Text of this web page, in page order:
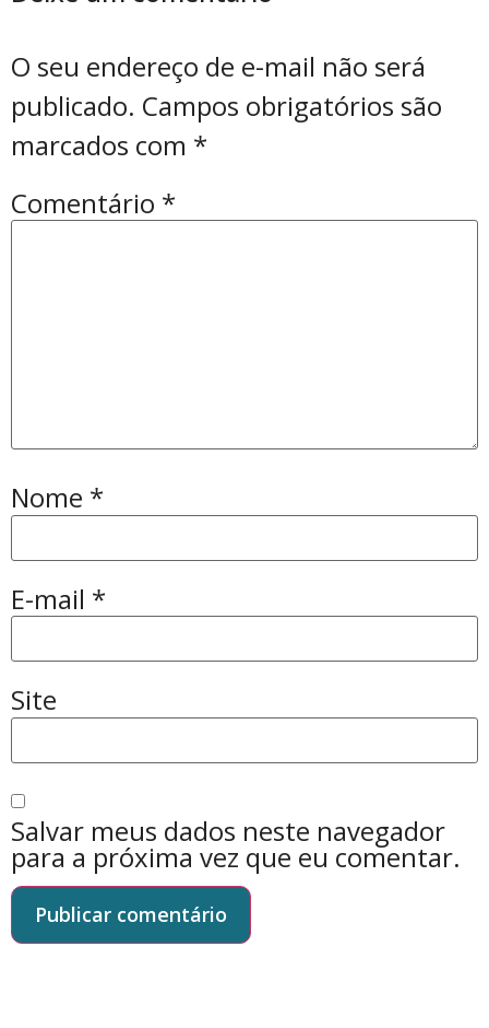
O seu endereço de e-mail não será
publicado. Campos obrigatórios são
marcados com *
Comentário *
Nome *
E-mail *
Site
Salvar meus dados neste navegador
para a próxima vez que eu comentar.